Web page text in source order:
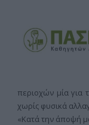
περιοχών μία για
χωρίς φυσικά
«Κατά την άποψή